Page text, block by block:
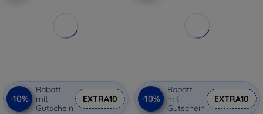
-10%
Rabatt
mit
Gutschein
EXTRA10 -10%
Rabatt
mit
Gutschein
EXTRA10